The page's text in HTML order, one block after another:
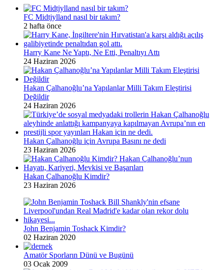
FC Midtjylland nasıl bir takım?
2 hafta önce
Harry Kane Ne Yaptı, Ne Etti, Penaltıyı Attı
24 Haziran 2026
Hakan Çalhanoğlu’na Yapılanlar Milli Takım Eleştirisi
Değildir
24 Haziran 2026
Hakan Çalhanoğlu için Avrupa Basını ne dedi
23 Haziran 2026
Hakan Çalhanoğlu Kimdir?
23 Haziran 2026
John Benjamin Toshack Kimdir?
02 Haziran 2020
Amatör Sporların Dünü ve Bugünü
03 Ocak 2009